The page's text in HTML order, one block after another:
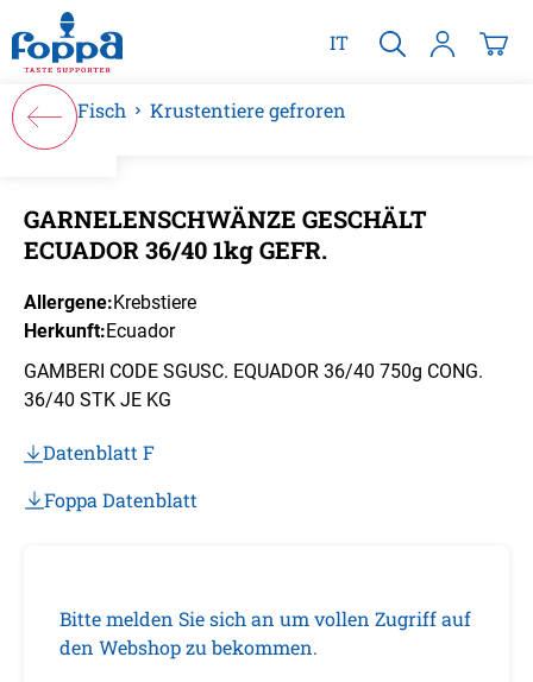
springen
IT
Fisch Krustentiere gefroren
GARNELENSCHWÄNZE GESCHÄLT
ECUADOR 36/40 1kg GEFR.
Allergene:Krebstiere
Herkunft:Ecuador
GAMBERI CODE SGUSC. EQUADOR 36/40 750g CONG.
36/40 STK JE KG
Datenblatt F
Foppa Datenblatt
Bitte melden Sie sich an um vollen Zugriff auf
den Webshop zu bekommen.